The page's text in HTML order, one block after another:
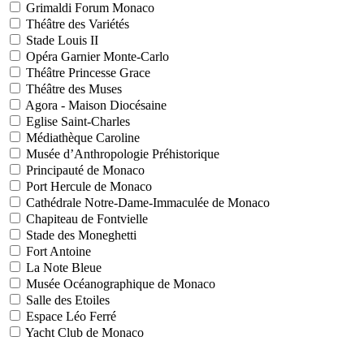
Grimaldi Forum Monaco
Théâtre des Variétés
Stade Louis II
Opéra Garnier Monte-Carlo
Théâtre Princesse Grace
Théâtre des Muses
Agora - Maison Diocésaine
Eglise Saint-Charles
Médiathèque Caroline
Musée d’Anthropologie Préhistorique
Principauté de Monaco
Port Hercule de Monaco
Cathédrale Notre-Dame-Immaculée de Monaco
Chapiteau de Fontvielle
Stade des Moneghetti
Fort Antoine
La Note Bleue
Musée Océanographique de Monaco
Salle des Etoiles
Espace Léo Ferré
Yacht Club de Monaco